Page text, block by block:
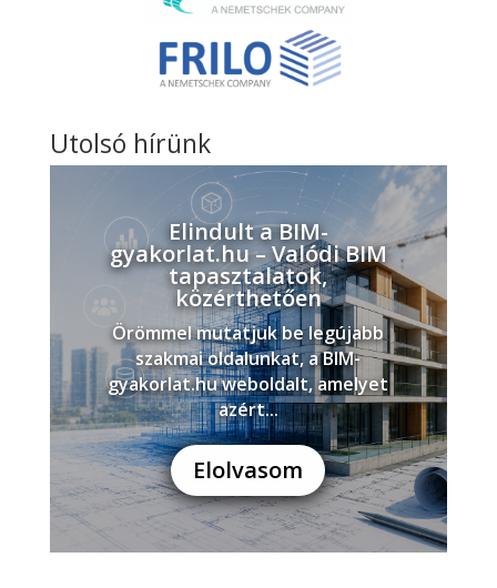
Utolsó hírünk
Elindult a BIM-
gyakorlat.hu – Valódi BIM
tapasztalatok,
közérthetően
Örömmel mutatjuk be legújabb
szakmai oldalunkat, a BIM-
gyakorlat.hu weboldalt, amelyet
azért...
Elolvasom